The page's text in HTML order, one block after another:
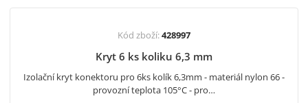
Kód zboží:428997
Kryt 6 ks koliku 6,3 mm
Izolační kryt konektoru pro 6ks kolík 6,3mm - materiál nylon 66 -
provozní teplota 105°C - pro…